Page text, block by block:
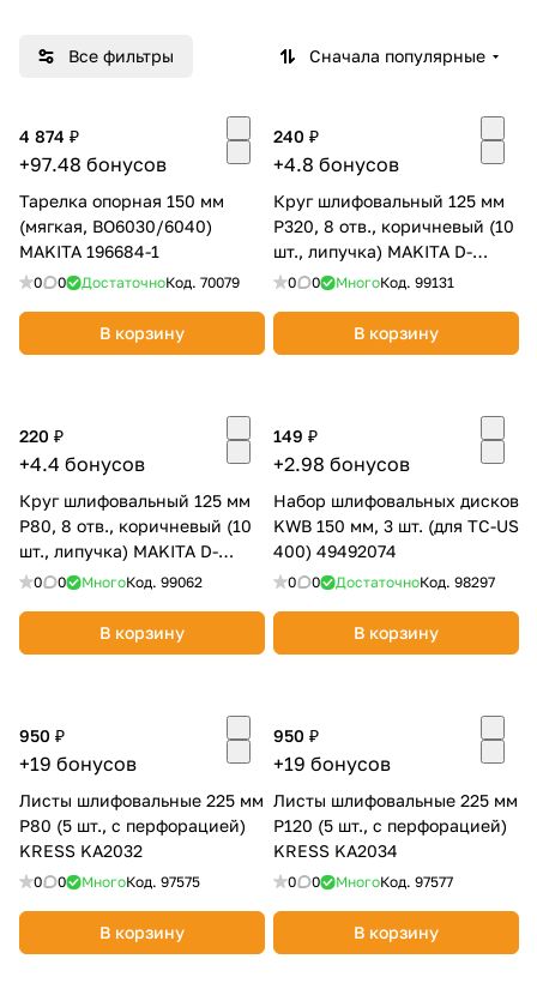
Все фильтры Сначала популярные
4 874 ₽
+97.48 бонусов
Тарелка опорная 150 мм
(мягкая, BO6030/6040)
MAKITA 196684-1
0 0 ДостаточноКод. 70079
В корзину
240 ₽
+4.8 бонусов
Круг шлифовальный 125 мм
P320, 8 отв., коричневый (10
шт., липучка) MAKITA D-
54570
0 0 МногоКод. 99131
В корзину
220 ₽
+4.4 бонусов
Круг шлифовальный 125 мм
P80, 8 отв., коричневый (10
шт., липучка) MAKITA D-
54514
0 0 МногоКод. 99062
В корзину
149 ₽
+2.98 бонусов
Набор шлифовальных дисков
KWB 150 мм, 3 шт. (для TC-US
400) 49492074
0 0 ДостаточноКод. 98297
В корзину
950 ₽
+19 бонусов
Листы шлифовальные 225 мм
P80 (5 шт., с перфорацией)
KRESS KA2032
0 0 МногоКод. 97575
В корзину
950 ₽
+19 бонусов
Листы шлифовальные 225 мм
P120 (5 шт., с перфорацией)
KRESS KA2034
0 0 МногоКод. 97577
В корзину
выбранный способом
Оставшиеся75
% будут
списываться
с вашей карты
по25%каждые 2 недели
25
раз в 2
недели
Остались вопросы?
8 800 302-02-51
plait.ru